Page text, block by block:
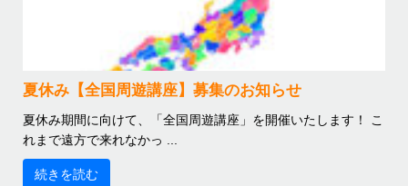
夏休み【全国周遊講座】募集のお知らせ
夏休み期間に向けて、「全国周遊講座」を開催いたします！ こ
れまで遠方で来れなかっ ...
続きを読む